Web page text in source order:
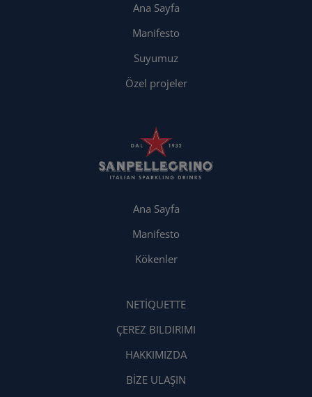
Ana Sayfa
Manifesto
Suyumuz
Özel projeler
Ana Sayfa
Manifesto
Kökenler
NETIQUETTE
ÇEREZ BILDIRIMI
HAKKIMIZDA
BIZE ULAŞIN